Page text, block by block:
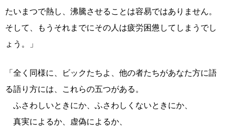
たいまつで熱し、沸騰させることは容易ではありません。
そして、もうそれまでにその人は疲労困憊してしまうでし
ょう。」
「全く同様に、ビックたちよ、他の者たちがあなた方に語
る語り方には、これらの五つがある。
ふさわしいときにか、ふさわしくないときにか、
真実によるか、虚偽によるか、